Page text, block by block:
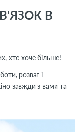
В
хто хоче більше!
розваг і
завжди з вами та